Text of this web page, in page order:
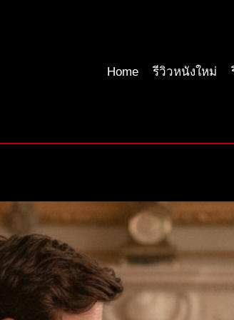
Home
รีวิวหนังใหม่